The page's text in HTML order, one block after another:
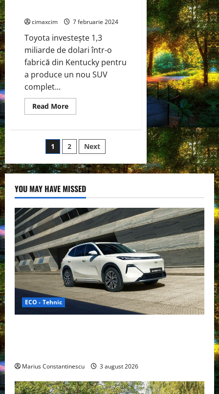
linia
de
producție
din
fabrica
cimaxcim 7 februarie 2024
Toyota investește 1,3
miliarde de dolari într-o
fabrică din Kentucky pentru
a produce un nou SUV
complet...
Read MoreRead
more
produce
un
nou
complet
electric
Kentucky
Paginație
articole
1 2 Next
YOU MAY HAVE MISSED
ECO - Tehnic
Marius Constantinescu 3 august 2026